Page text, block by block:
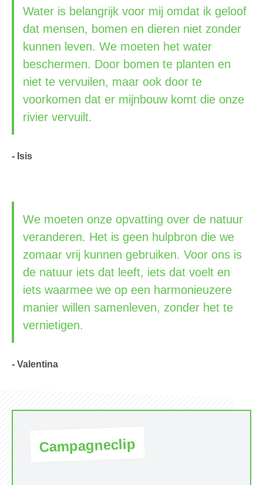
Water is belangrijk voor mij omdat ik geloof
dat mensen, bomen en dieren niet zonder
kunnen leven. We moeten het water
beschermen. Door bomen te planten en
niet te vervuilen, maar ook door te
voorkomen dat er mijnbouw komt die onze
rivier vervuilt.
- Isis
We moeten onze opvatting over de natuur
veranderen. Het is geen hulpbron die we
zomaar vrij kunnen gebruiken. Voor ons is
de natuur iets dat leeft, iets dat voelt en
iets waarmee we op een harmonieuzere
manier willen samenleven, zonder het te
vernietigen.
- Valentina
Campagneclip